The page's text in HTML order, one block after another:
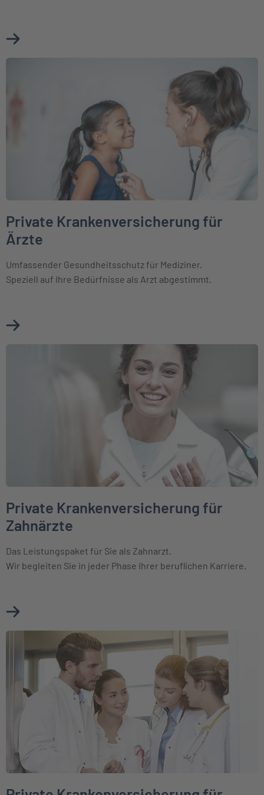
Mehr über Private Krankenversicherung für
Private Krankenversicherung für
Ärzte
Umfassender Gesundheitsschutz für Mediziner.
Speziell auf Ihre Bedürfnisse als Arzt abgestimmt.
Mehr über Private Krankenversicherung für Ärzte erfahren
Weiter zu Private Krankenversicherung für Zahnärzte
Private Krankenversicherung für
Zahnärzte
Das Leistungspaket für Sie als Zahnarzt.
Wir begleiten Sie in jeder Phase Ihrer beruflichen Karriere.
Mehr über Private Krankenversicherung für Zahnärzte
Weiter zu Private Krankenversicherung für Mediziner in der